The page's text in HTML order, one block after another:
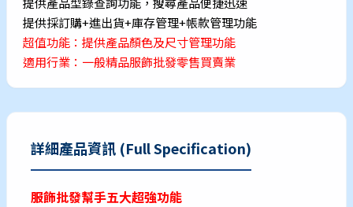
提供採訂購+進出貨+庫存管理+帳款管理功能
超值功能：提供產品顏色及尺寸管理功能
適用行業：一般精品服飾批發零售買賣業
詳細產品資訊 (Full Specification)
服飾批發幫手五大超強功能